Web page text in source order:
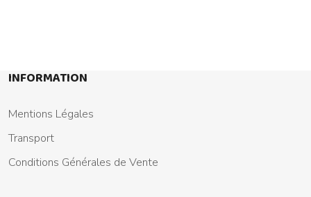
INFORMATION
Mentions Légales
Transport
Conditions Générales de Vente